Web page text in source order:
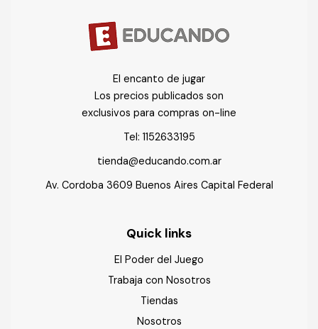
El encanto de jugar
Los precios publicados son
exclusivos para compras on-line
Tel: 1152633195
tienda@educando.com.ar
Av. Cordoba 3609 Buenos Aires Capital Federal
Quick links
El Poder del Juego
Trabaja con Nosotros
Tiendas
Nosotros